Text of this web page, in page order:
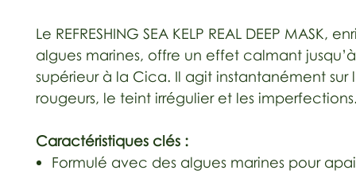
Le REFRESHING SEA KELP REAL DEEP MASK,
algues marines, offre un effet calmant
supérieur à la Cica. Il agit instantanément sur
rougeurs, le teint irrégulier et les
Caractéristiques clés :
Formulé avec des algues marines pour